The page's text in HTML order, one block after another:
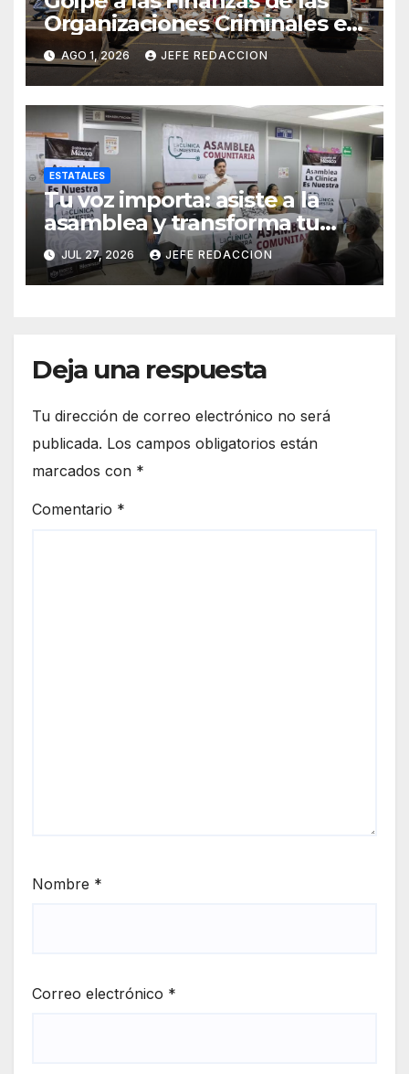
Organizaciones Criminales en
Operativos
Interinstitucionales
AGO 1, 2026 JEFE REDACCION
ESTATALES
Tu voz importa: asiste a la
asamblea y transforma tu
clínica del IMSS-Bienestar
JUL 27, 2026 JEFE REDACCION
Deja una respuesta
Tu dirección de correo electrónico no será
publicada. Los campos obligatorios están
marcados con *
Comentario *
Nombre *
Correo electrónico *